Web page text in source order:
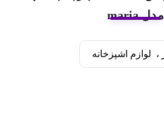
مدل maria
لوازم اشپزخانه